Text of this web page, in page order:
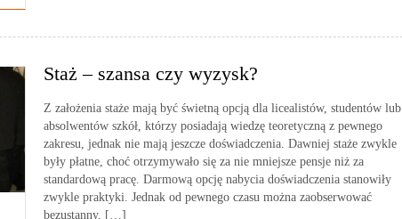
Staż – szansa czy wyzysk?
Z założenia staże mają być świetną opcją dla licealistów, studentów lub
absolwentów szkół, którzy posiadają wiedzę teoretyczną z pewnego
zakresu, jednak nie mają jeszcze doświadczenia. Dawniej staże zwykle
były płatne, choć otrzymywało się za nie mniejsze pensje niż za
standardową pracę. Darmową opcję nabycia doświadczenia stanowiły
zwykle praktyki. Jednak od pewnego czasu można zaobserwować
bezustanny, […]